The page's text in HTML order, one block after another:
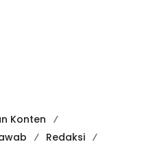
Konten
Redaksi